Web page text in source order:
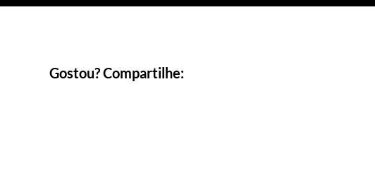
Gostou? Compartilhe: